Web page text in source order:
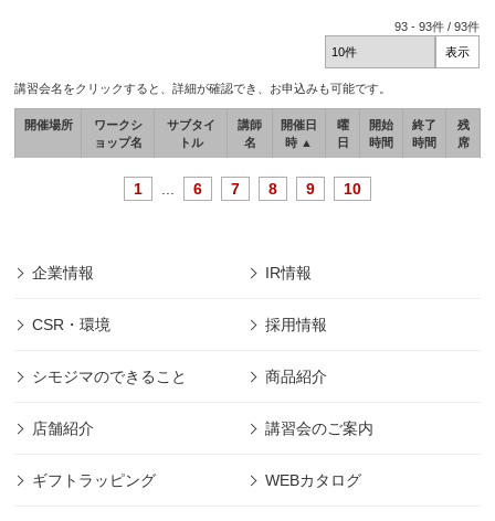
93 -93件 /93件
講習会名をクリックすると、詳細が確認でき、お申込みも可能です。
開催場所
ワークシ
ョップ名
サブタイ
トル
講師
名
開催日
時 ▲
曜
日
開始
時間
終了
時間
残
席
1 6 7 8 9 10
企業情報 IR情報
CSR・環境 採用情報
シモジマのできること 商品紹介
店舗紹介 講習会のご案内
ギフトラッピング WEBカタログ